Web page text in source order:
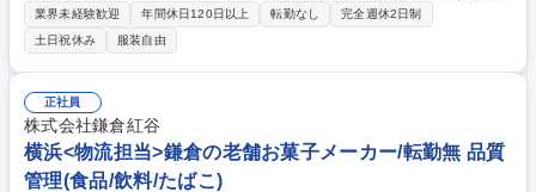
向けにローカライズする作業。■翻訳発注リスト作成 ■データ作成、HTML
作成 ※能力次第でディレクション業務やゲームの企画業務もお任せする可
能性があります。 【社内の雰囲気】役職者との壁がなくフラットな関係で
す。社長を筆頭に、管理職や役員も根っこは技術者。技術者に理解がある
環境が整っています。 募集職種 【ゲームプランナー】プランナー未経験
歓迎
業界未経験歓迎 年間休日120日以上 転勤なし
完全週休2日制
土日祝休み
服装自由
正社員
株式会社鎌倉紅谷
横浜<物流担当>鎌倉の老舗お菓子メーカー/転勤無 品質
管理(食品/飲料/たばこ)